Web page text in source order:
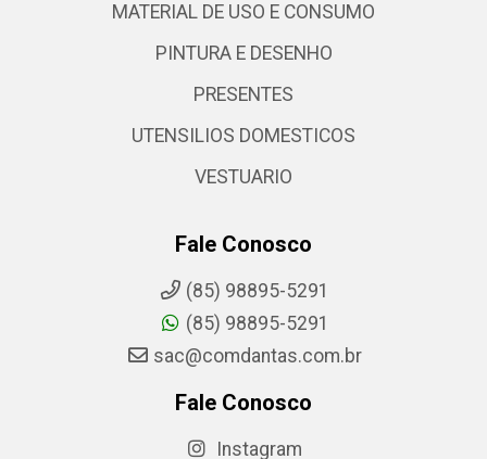
MATERIAL DE USO E CONSUMO
PINTURA E DESENHO
PRESENTES
UTENSILIOS DOMESTICOS
VESTUARIO
Fale Conosco
(85) 98895-5291
(85) 98895-5291
sac@comdantas.com.br
Fale Conosco
Instagram